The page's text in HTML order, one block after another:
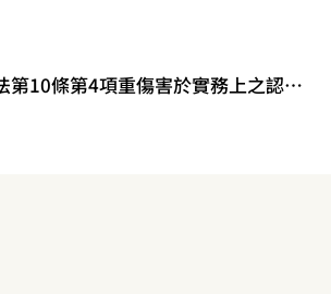
刑法第10條第4項重傷害於實務上之認定疑難與可能的解決方式